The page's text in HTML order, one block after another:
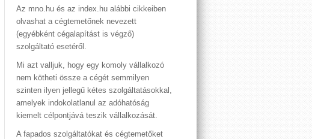
Az mno.hu és az index.hu alábbi cikkeiben
olvashat a cégtemetőnek nevezett
(egyébként cégalapítást is végző)
szolgáltató esetéről.
Mi azt valljuk, hogy egy komoly vállalkozó
nem kötheti össze a cégét semmilyen
szinten ilyen jellegű kétes szolgáltatásokkal,
amelyek indokolatlanul az adóhatóság
kiemelt célpontjává teszik vállalkozását.
A fapados szolgáltatókat és cégtemetőket